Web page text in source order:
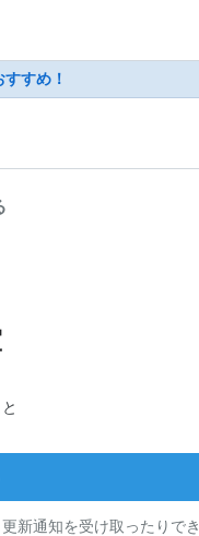
すめ！
新通知を受け取ったりでき